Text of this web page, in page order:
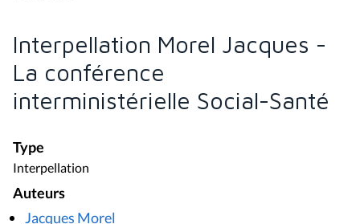
Interpellation Morel Jacques -
La conférence
interministérielle Social-Santé
Type
Interpellation
Auteurs
Jacques Morel